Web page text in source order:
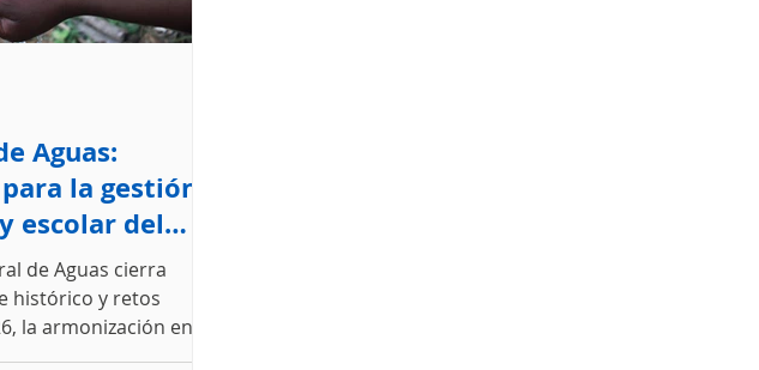
Aguas:
la gestión
escolar del
de Aguas cierra
histórico y retos
la armonización en
convertir el